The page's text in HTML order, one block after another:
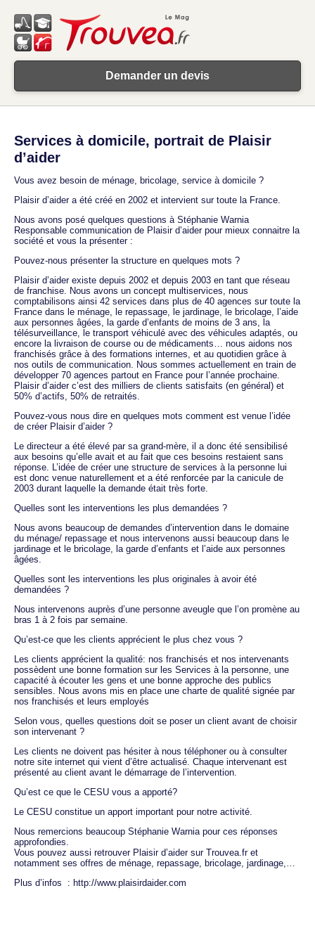
Demander un devis
Services à domicile, portrait de Plaisir
d’aider
Vous avez besoin de ménage, bricolage, service à domicile ?
Plaisir d’aider a été créé en 2002 et intervient sur toute la France.
Nous avons posé quelques questions à Stéphanie Warnia
Responsable communication de Plaisir d’aider pour mieux connaitre la
société et vous la présenter :
Pouvez-nous présenter la structure en quelques mots ?
Plaisir d’aider existe depuis 2002 et depuis 2003 en tant que réseau
de franchise. Nous avons un concept multiservices, nous
comptabilisons ainsi 42 services dans plus de 40 agences sur toute la
France dans le ménage, le repassage, le jardinage, le bricolage, l’aide
aux personnes âgées, la garde d’enfants de moins de 3 ans, la
télésurveillance, le transport véhiculé avec des véhicules adaptés, ou
encore la livraison de course ou de médicaments… nous aidons nos
franchisés grâce à des formations internes, et au quotidien grâce à
nos outils de communication. Nous sommes actuellement en train de
développer 70 agences partout en France pour l’année prochaine.
Plaisir d’aider c’est des milliers de clients satisfaits (en général) et
50% d’actifs, 50% de retraités.
Pouvez-vous nous dire en quelques mots comment est venue l’idée
de créer Plaisir d’aider ?
Le directeur a été élevé par sa grand-mère, il a donc été sensibilisé
aux besoins qu’elle avait et au fait que ces besoins restaient sans
réponse. L’idée de créer une structure de services à la personne lui
est donc venue naturellement et a été renforcée par la canicule de
2003 durant laquelle la demande était très forte.
Quelles sont les interventions les plus demandées ?
Nous avons beaucoup de demandes d’intervention dans le domaine
du ménage/ repassage et nous intervenons aussi beaucoup dans le
jardinage et le bricolage, la garde d’enfants et l’aide aux personnes
âgées.
Quelles sont les interventions les plus originales à avoir été
demandées ?
Nous intervenons auprès d’une personne aveugle que l’on promène au
bras 1 à 2 fois par semaine.
Qu’est-ce que les clients apprécient le plus chez vous ?
Les clients apprécient la qualité: nos franchisés et nos intervenants
possèdent une bonne formation sur les Services à la personne, une
capacité à écouter les gens et une bonne approche des publics
sensibles. Nous avons mis en place une charte de qualité signée par
nos franchisés et leurs employés
Selon vous, quelles questions doit se poser un client avant de choisir
son intervenant ?
Les clients ne doivent pas hésiter à nous téléphoner ou à consulter
notre site internet qui vient d’être actualisé. Chaque intervenant est
présenté au client avant le démarrage de l’intervention.
Qu’est ce que le CESU vous a apporté?
Le CESU constitue un apport important pour notre activité.
Nous remercions beaucoup Stéphanie Warnia pour ces réponses
approfondies.
Vous pouvez aussi retrouver Plaisir d’aider sur Trouvea.fr et
notamment ses offres de ménage, repassage, bricolage, jardinage,…
Plus d’infos : http://www.plaisirdaider.com